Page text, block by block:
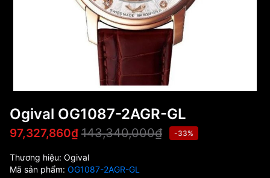
Ogival OG1087-2AGR-GL
97,327,860₫ 143,340,000₫ -33%
Thương hiệu: Ogival
Mã sản phẩm: OG1087-2AGR-GL